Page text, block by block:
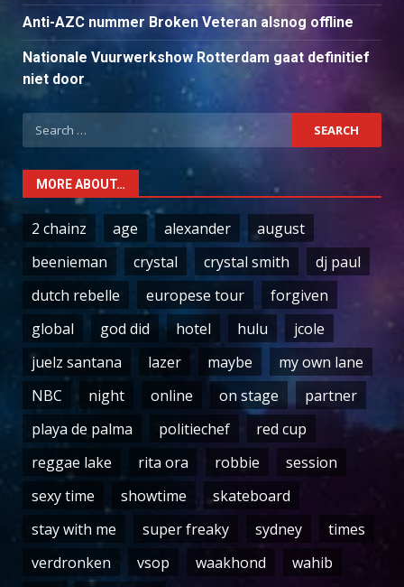
Anti-AZC nummer Broken Veteran alsnog offline
Nationale Vuurwerkshow Rotterdam gaat definitief
niet door
Search
for:
MORE ABOUT…
2 chainz age alexander
august
beenieman
crystal crystal smith
dj paul
dutch rebelle
europese tour
forgiven
global
god did hotel hulu
jcole
juelz santana
lazer maybe
my own lane
NBC
night online on stage
partner
playa de palma
politiechef
red cup
reggae lake
rita ora robbie
session
sexy time
showtime
skateboard
stay with me
super freaky sydney
times
verdronken
vsop waakhond
wahib